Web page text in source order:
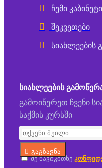
ჩემი კაბინეტი
შეკვეთები
სიახლეების
ᲡᲘᲐᲮᲚᲔᲔᲑᲘᲡ
გამოიწერეთ ჩვენი
საქმის კურსში
გაგზავნა
მე წავიკითხე